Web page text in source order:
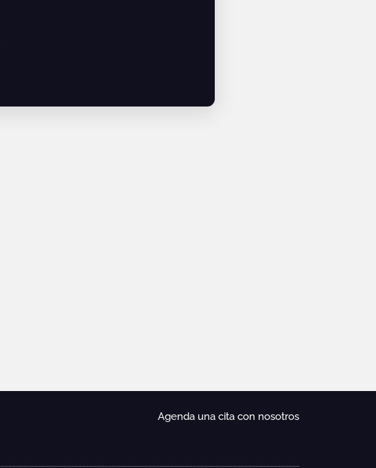
Agenda una cita con nosotros